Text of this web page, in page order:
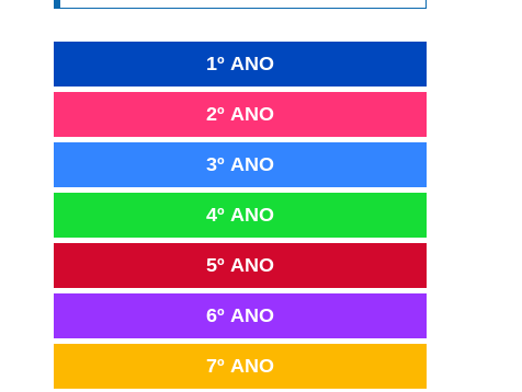
1º ANO
2º ANO
3º ANO
4º ANO
5º ANO
6º ANO
7º ANO